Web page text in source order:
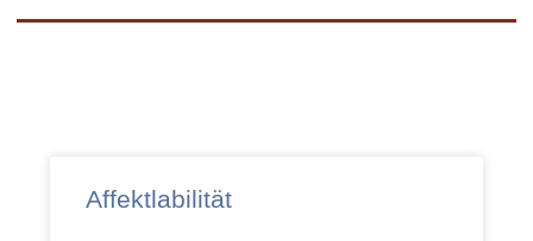
Affektlabilität